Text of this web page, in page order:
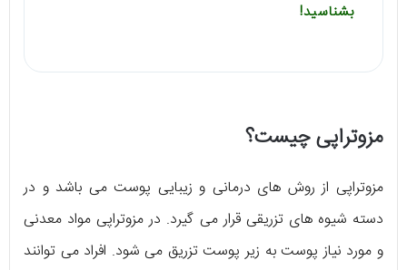
بشناسید!
مزوتراپی چیست؟
مزوتراپی از روش های درمانی و زیبایی پوست می باشد و در
دسته شیوه های تزریقی قرار می گیرد. در مزوتراپی مواد معدنی
و مورد نیاز پوست به زیر پوست تزریق می شود. افراد می توانند